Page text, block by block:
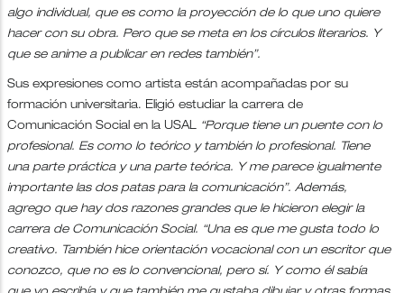
algo individual, que es como la proyección de lo que uno quiere
hacer con su obra. Pero que se meta en los círculos literarios. Y
que se anime a publicar en redes también”.
Sus expresiones como artista están acompañadas por su
formación universitaria. Eligió estudiar la carrera de
Comunicación Social en la USAL “Porque tiene un puente con lo
profesional. Es como lo teórico y también lo profesional. Tiene
una parte práctica y una parte teórica. Y me parece igualmente
importante las dos patas para la comunicación”. Además,
agrego que hay dos razones grandes que le hicieron elegir la
carrera de Comunicación Social. “Una es que me gusta todo lo
creativo. También hice orientación vocacional con un escritor que
conozco, que no es lo convencional, pero sí. Y como él sabía